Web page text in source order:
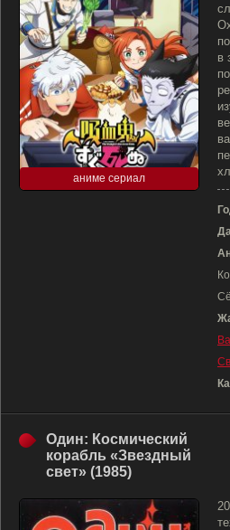
аниме сериал
в
Один: Космический
корабль «Звездный
свет» (1985)